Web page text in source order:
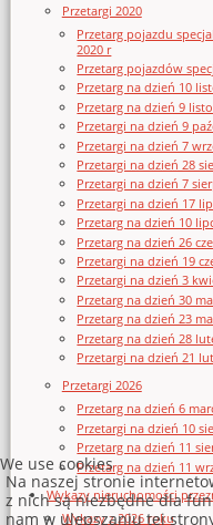
Przetargi 2020
Przetarg pojazdu
2020 r
Przetarg pojazdów
Przetarg na dzień 10
Przetarg na dzień 9
Przetargi na dzień 9
Przetargi na dzień 7
Przetargi na dzień 28
Przetargi na dzień 7
Przetargi na dzień 17
Przetarg na dzień 10
Przetarg na dzień 26
Przetargi na dzień 19
Przetargi na dzień 3
Przetarg na dzień 30
Przetarg na dzień 23
Przetarg na dzień 28
Przetargi na dzień 21
Przetargi 2026
Przetarg na dzień 6
Przetargi na dzień 10
Przetarg na dzień 11
Przetarg na dzień 11
Wykazy nieruchomości
Wykazy z 2026 roku
We use cookies
Na naszej stronie
z nich są niezbędne dla
nam w ulepszaniu tej